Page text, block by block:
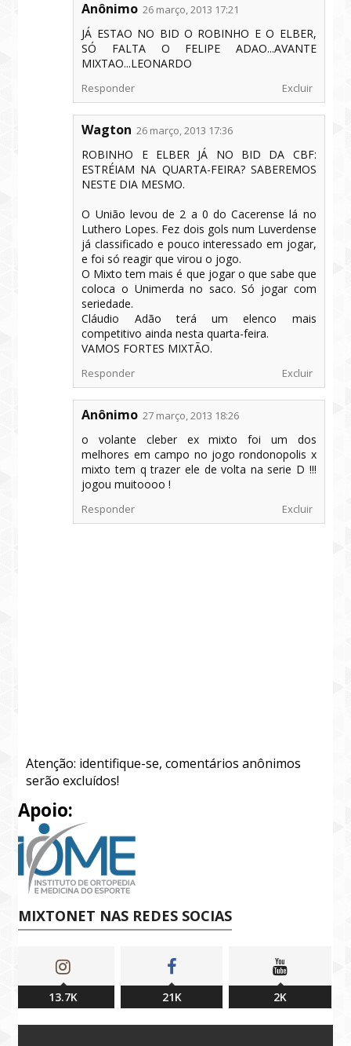
Anônimo 26 março, 2013 17:21
JÁ ESTAO NO BID O ROBINHO E O ELBER,
SÓ FALTA O FELIPE ADAO...AVANTE
MIXTAO...LEONARDO
Responder Excluir
Wagton 26 março, 2013 17:36
ROBINHO E ELBER JÁ NO BID DA CBF:
ESTRÉIAM NA QUARTA-FEIRA? SABEREMOS
NESTE DIA MESMO.
O União levou de 2 a 0 do Cacerense lá no
Luthero Lopes. Fez dois gols num Luverdense
já classificado e pouco interessado em jogar,
e foi só reagir que virou o jogo.
O Mixto tem mais é que jogar o que sabe que
coloca o Unimerda no saco. Só jogar com
seriedade.
Cláudio Adão terá um elenco mais
competitivo ainda nesta quarta-feira.
VAMOS FORTES MIXTÃO.
Responder Excluir
Anônimo 27 março, 2013 18:26
o volante cleber ex mixto foi um dos
melhores em campo no jogo rondonopolis x
mixto tem q trazer ele de volta na serie D !!!
jogou muitoooo !
Responder Excluir
Atenção: identifique-se, comentários anônimos
serão excluídos!
Apoio:
MIXTONET NAS REDES SOCIAS
13.7K 21K 2K